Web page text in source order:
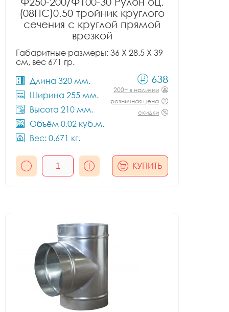
(08ПС)0.50 тройник круглого
сечения с круглой прямой
врезкой
Габаритные размеры: 36 X 28.5 X 39
см, вес 671 гр.
Длина 320 мм.
Ширина 255 мм.
Высота 210 мм.
Объём 0.02 куб.м.
Вес: 0.671 кг.
638
200+ в наличии
розничная цена
скидки
КУПИТЬ